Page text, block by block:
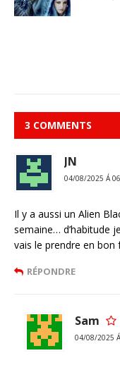
3 COMMENTS
JN
04/08/2025 Á
Il y a aussi un Alien
semaine… d’habitude
vais le prendre en
RÉPONDRE
Sam
04/08/2025